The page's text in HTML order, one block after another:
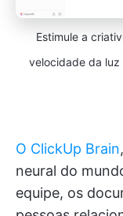
Estimule a
velocidade da luz
O ClickUp Brain
neural do
equipe, os